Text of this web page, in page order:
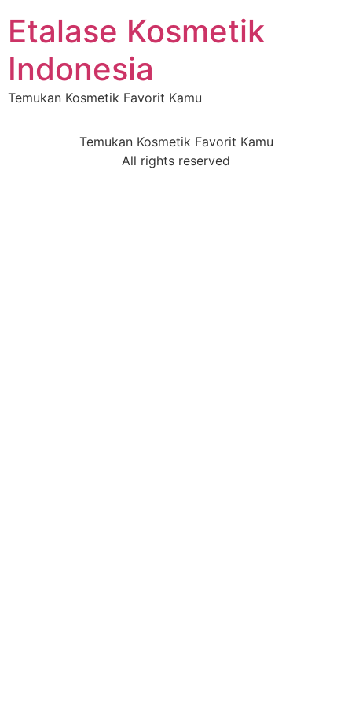
Etalase Kosmetik
Indonesia
Temukan Kosmetik Favorit Kamu
Temukan Kosmetik Favorit Kamu
All rights reserved